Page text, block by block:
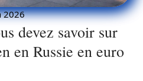
2026
devez savoir sur
en Russie en euro